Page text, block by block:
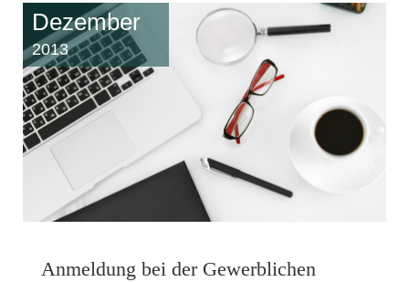
Dezember
2013
Anmeldung bei der Gewerblichen